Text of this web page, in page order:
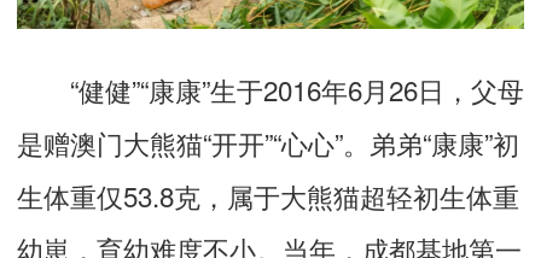
“健健”“康康”生于2016年6月26日，父母
是赠澳门大熊猫“开开”“心心”。弟弟“康康”初
生体重仅53.8克，属于大熊猫超轻初生体重
幼崽，育幼难度不小。当年，成都基地第一